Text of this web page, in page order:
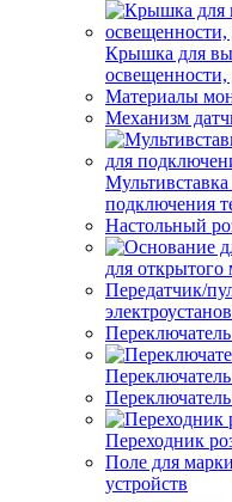
Крышка для
Материалы
Механизм
подключения
Настольный
для открытого
Передатчик/
Переходник
Поле для
устройств